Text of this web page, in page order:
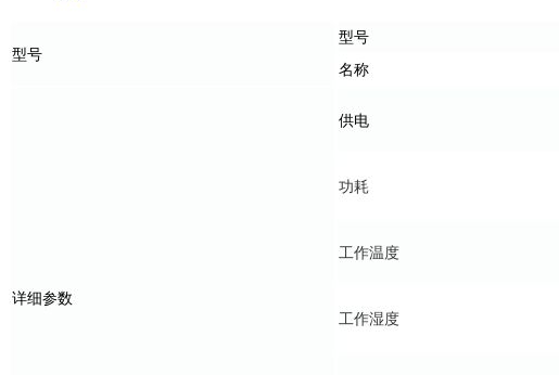
型号
型号
名称
详细参数
供电
功耗
工作温度
工作湿度